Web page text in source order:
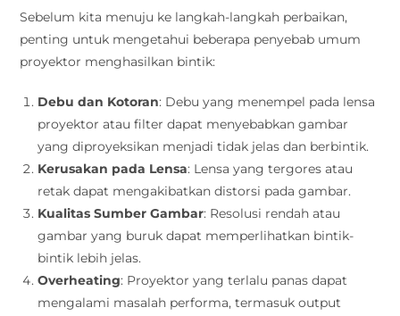
Sebelum kita menuju ke langkah-langkah perbaikan,
penting untuk mengetahui beberapa penyebab umum
proyektor menghasilkan bintik:
Debu dan Kotoran: Debu yang menempel pada lensa
proyektor atau filter dapat menyebabkan gambar
yang diproyeksikan menjadi tidak jelas dan berbintik.
Kerusakan pada Lensa: Lensa yang tergores atau
retak dapat mengakibatkan distorsi pada gambar.
Kualitas Sumber Gambar: Resolusi rendah atau
gambar yang buruk dapat memperlihatkan bintik-
bintik lebih jelas.
Overheating: Proyektor yang terlalu panas dapat
mengalami masalah performa, termasuk output